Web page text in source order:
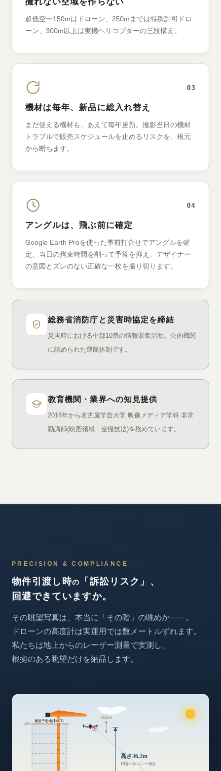
超低空〜150mはドローン、250mまでは特殊許可ドロ
ーン、300m以上は実機ヘリコプターの三段構え。
03
機材は毎年、新品に総入れ替え
まだ使える機材も、あえて毎年更新。撮影当日の機材
トラブルで販売スケジュールを止めるリスクを、根元
から断ちます。
04
アングルは、飛ぶ前に確定
Google Earth Proを使った事前打合せでアングルを確
定。当日の拘束時間を削って予算を抑え、デザイナー
の意図とズレのない正確な一枚を撮り切ります。
総務省消防庁と災害時協定を締結
災害時における中部10県の情報収集活動。公的機関
に認められた運航体制です。
教育機関・業界への知見提供
2018年から名古屋学芸大学 映像メディア学科 非常
勤講師(映画領域・空撮技法)を務めています。
PRECISION & COMPLIANCE
物件引渡し時の
「訴訟リスク」、
回避できていますか。
その眺望写真は、 本当に「その階」の眺めか——。
ドローンの高度計は実運用では数メートルずれます。
私たちは地上からのレーザー測量で実測し、
根拠のある眺望だけを納品します。
12F
建設予定地(未竣工)
高さ36.2m
12階バルコニー相当
±15cm